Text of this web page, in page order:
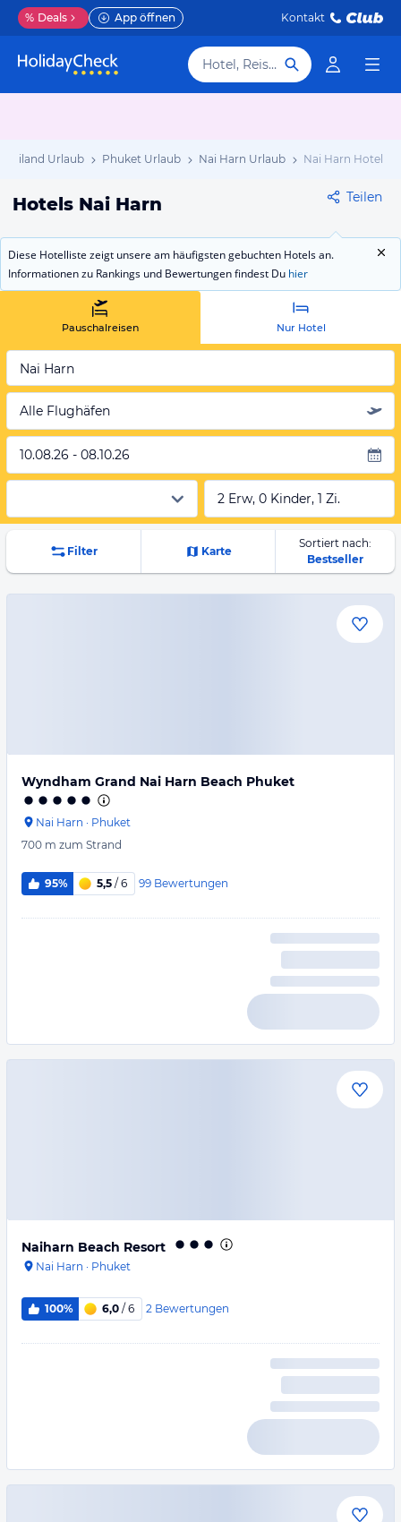
% Deals App öffnen Kontakt
Hotel, Reiseziel
Thailand Urlaub Phuket Urlaub Nai Harn Urlaub Nai Harn Hotels
Hotels Nai Harn Teilen
Diese Hotelliste zeigt unsere am häufigsten gebuchten Hotels an.
Informationen zu Rankings und Bewertungen findest Du hier
Pauschalreisen Nur Hotel
Nai Harn
Alle Flughäfen
10.08.26 - 08.10.26
2 Erw, 0 Kinder, 1 Zi.
Filter Karte
Sortiert nach:
Bestseller
Wyndham Grand Nai Harn Beach Phuket
Nai Harn · Phuket
700 m zum Strand
95% 5,5 / 6 99 Bewertungen
Naiharn Beach Resort
Nai Harn · Phuket
100% 6,0 / 6 2 Bewertungen